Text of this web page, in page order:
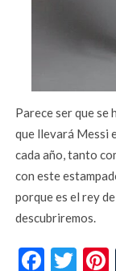
Parece ser que
que llevará Messi
cada año, tanto
con este
porque es el rey
descubriremos.